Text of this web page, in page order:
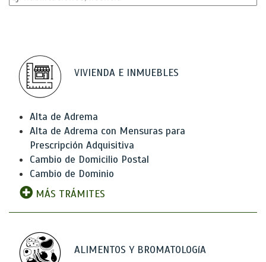
VIVIENDA E INMUEBLES
Alta de Adrema
Alta de Adrema con Mensuras para
Prescripción Adquisitiva
Cambio de Domicilio Postal
Cambio de Dominio
MÁS TRÁMITES
ALIMENTOS Y BROMATOLOGíA